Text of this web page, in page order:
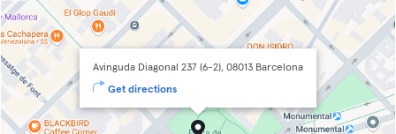
Avinguda Diagonal 237 (6-2), 08013 Barcelona
Get directions